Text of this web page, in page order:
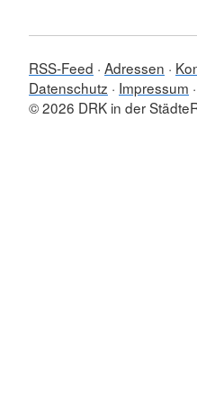
RSS-Feed Adressen
Datenschutz
Impressum
© 2026 DRK in der